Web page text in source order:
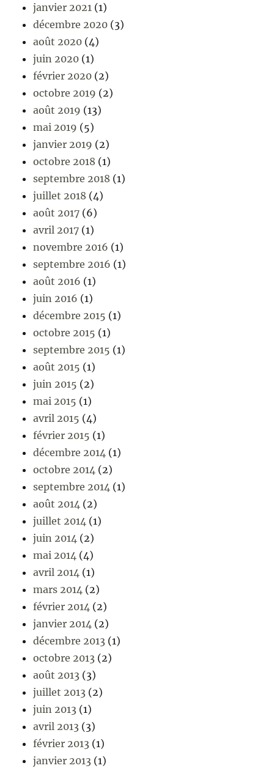
janvier 2021 (1)
décembre 2020 (3)
août 2020 (4)
juin 2020 (1)
février 2020 (2)
octobre 2019 (2)
août 2019 (13)
mai 2019 (5)
janvier 2019 (2)
octobre 2018 (1)
septembre 2018 (1)
juillet 2018 (4)
août 2017 (6)
avril 2017 (1)
novembre 2016 (1)
septembre 2016 (1)
août 2016 (1)
juin 2016 (1)
décembre 2015 (1)
octobre 2015 (1)
septembre 2015 (1)
août 2015 (1)
juin 2015 (2)
mai 2015 (1)
avril 2015 (4)
février 2015 (1)
décembre 2014 (1)
octobre 2014 (2)
septembre 2014 (1)
août 2014 (2)
juillet 2014 (1)
juin 2014 (2)
mai 2014 (4)
avril 2014 (1)
mars 2014 (2)
février 2014 (2)
janvier 2014 (2)
décembre 2013 (1)
octobre 2013 (2)
août 2013 (3)
juillet 2013 (2)
juin 2013 (1)
avril 2013 (3)
février 2013 (1)
janvier 2013 (1)